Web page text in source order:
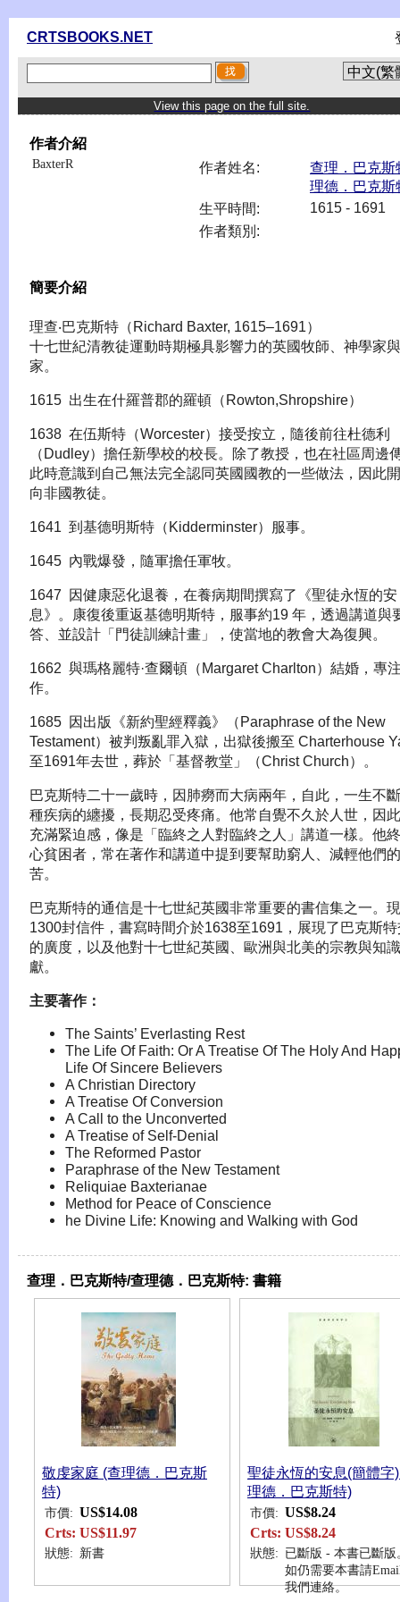
CRTSBOOKS.NET
View this page on the full site.
作者介紹
BaxterR 作者姓名:
查理．巴克斯
理德．巴克斯
生平時間:
1615 - 1691
作者類別:
簡要介紹
理查‧巴克斯特（Richard Baxter, 1615–1691）
十七世紀清教徒運動時期極具影響力的英國牧師、神學家
家。
1615 出生在什羅普郡的羅頓（Rowton,Shropshire）
1638 在伍斯特（Worcester）接受按立，隨後前往杜德利
（Dudley）擔任新學校的校長。除了教授，也在社區周邊
此時意識到自己無法完全認同英國國教的一些做法，因此
向非國教徒。
1641 到基德明斯特（Kidderminster）服事。
1645 內戰爆發，隨軍擔任軍牧。
1647 因健康惡化退養，在養病期間撰寫了《聖徒永恆的安
息》。康復後重返基德明斯特，服事約19 年，透過講道與
答、並設計「門徒訓練計畫」，使當地的教會大為復興。
1662 與瑪格麗特·查爾頓（Margaret Charlton）結婚，專
作。
1685 因出版《新約聖經釋義》（Paraphrase of the New
Testament）被判叛亂罪入獄，出獄後搬至 Charterhouse
至1691年去世，葬於「基督教堂」（Christ Church）。
巴克斯特二十一歲時，因肺癆而大病兩年，自此，一生不
種疾病的纏擾，長期忍受疼痛。他常自覺不久於人世，因
充滿緊迫感，像是「臨終之人對臨終之人」講道一樣。他
心貧困者，常在著作和講道中提到要幫助窮人、減輕他們
苦。
巴克斯特的通信是十七世紀英國非常重要的書信集之一。
1300封信件，書寫時間介於1638至1691，展現了巴克斯
的廣度，以及他對十七世紀英國、歐洲與北美的宗教與知
獻。
主要著作：
The Saints’ Everlasting Rest
The Life Of Faith: Or A Treatise Of The Holy And
Life Of Sincere Believers
A Christian Directory
A Treatise Of Conversion
A Call to the Unconverted
A Treatise of Self-Denial
The Reformed Pastor
Paraphrase of the New Testament
Reliquiae Baxterianae
Method for Peace of Conscience
he Divine Life: Knowing and Walking with God
查理．巴克斯特/查理德．巴克斯特: 書籍
敬虔家庭 (查理德．巴克斯
特)
市價: US$14.08
Crts: US$11.97
狀態: 新書
聖徒永恆的安息(簡體字
理德．巴克斯特)
市價: US$8.24
Crts: US$8.24
狀態: 已斷版 - 本書已斷版
如仍需要本書請
我們連絡。